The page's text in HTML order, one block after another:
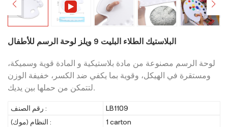
البلاستيك الطلاء البليت 9 ويلز لوحة الرسم للأطفال
لوحة الرسم مصنوعة من مادة بلاستيكية و المادة قوية وسميكة،
ومستقرة في الهيكل، وقوية بما يكفي ضد الكسر، خفيفة الوزن
لتتمكن من حملها بين يديك.
رقم الصنف :
LB1109
النظام (موك) :
1 carton